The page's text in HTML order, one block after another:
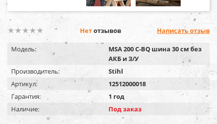
Нетотзывов Написать отзыв
Модель:
MSA 200 C-BQ шина 30 см без
АКБ и З/У
Производитель:
Stihl
Артикул:
12512000018
Гарантия:
1 год
Наличие:
Под заказ